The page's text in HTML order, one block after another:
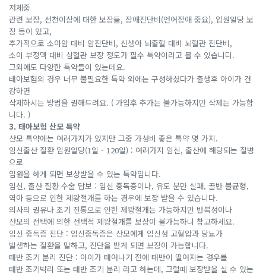
저체중
관련 보장, 선천이상에 대한 보장들, 장애진단비(언어장애 중요), 입원일당 보
장 등이 있고,
추가적으로 소아암 대비 암진단비, 신생아 뇌출혈 대비 뇌혈관 진단비,
소아 부정맥 대비 심혈관 보장 정도가 필수 특약이라고 볼 수 있습니다.
그외에도 다양한 특약들이 있는데요.
태아보험의 경우 너무 불필요한 특약 외에는 구성하셨다가 출생후 아이가 건
강하면
삭제하시는 방법을 권해드려요. ( 가입후 추가는 불가능하지만 삭제는 가능합
니다. )
3. 태아보험 산모 특약
산모 특약에는 여러가지가 있지만 그중 가성비 좋은 특약 몇 가지.
임신출산 질환 입원일당(1일 - 120일) : 여러가지 임신, 출산에 해당되는 질병
으로
입원을 하게 되면 보상받을 수 있는 특약입니다.
임신, 출산 질환 수술 담보 : 임신 중독증이나, 유도 분만 실패, 골반 불균형,
역아 등으로 인한 제왕절개를 하는 경우에 보장 받을 수 있습니다.
의사의 권유나 조기 진통으로 인한 제왕절개는 가능하지만 반복성이나
산모의 선택에 의한 선택적 제왕절개를 보상이 불가능하니 참고하세요.
임신 중독증 진단 : 임신중독증은 산모에게 임신성 고혈압과 당뇨가
발생하는 질환을 말하고, 진단을 받게 되면 보장이 가능합니다.
태반 조기 분리 진단 : 아이가 태어나기 전에 태반이 떨어지는 경우를
태반 조기박리 또는 태반 조기 분리 라고 하는데, 그럴떼 보장받을 실 수 있는